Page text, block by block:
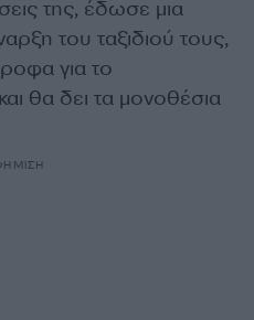
της, έδωσε μια
του ταξιδιού τους,
για το
θα δει τα μονοθέσια